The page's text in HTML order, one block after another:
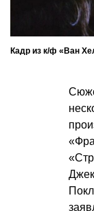
Кадр из к/ф «Ван